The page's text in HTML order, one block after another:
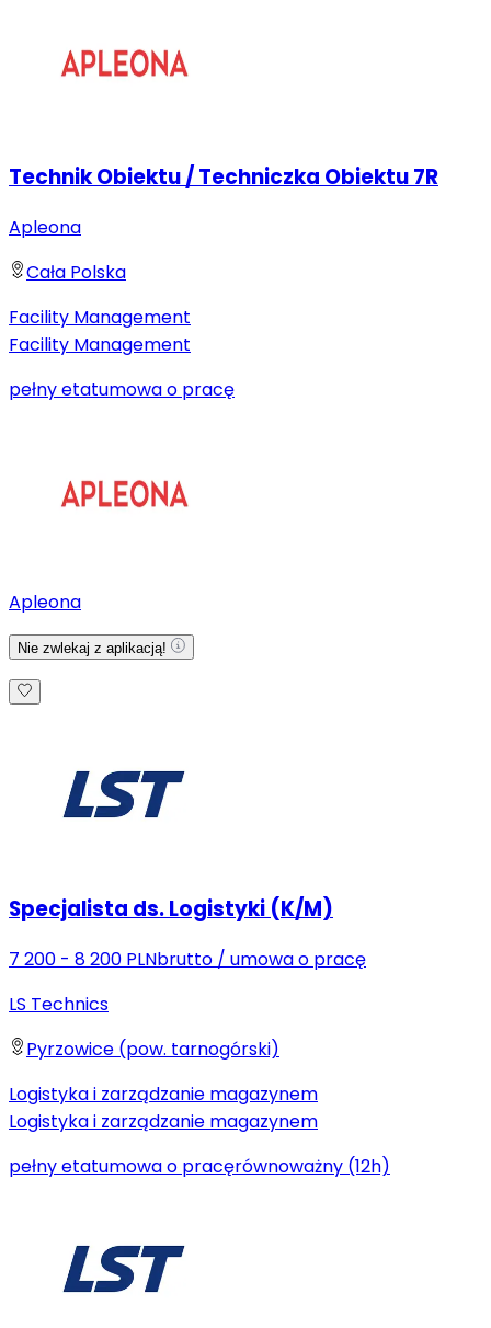
Technik Obiektu / Techniczka Obiektu 7R
Apleona
Cała Polska
Facility Management
Facility Management
pełny etatumowa o pracę
Apleona
Nie zwlekaj z aplikacją!
Specjalista ds. Logistyki (K/M)
7 200 - 8 200 PLNbrutto / umowa o pracę
LS Technics
Pyrzowice (pow. tarnogórski)
Logistyka i zarządzanie magazynem
Logistyka i zarządzanie magazynem
pełny etatumowa o pracęrównoważny (12h)